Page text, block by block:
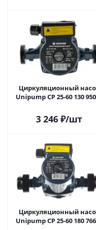
Циркуляционный
Unipump CP 25-60 130
3 246 ₽/шт
Циркуляционный
Unipump CP 25-60 180